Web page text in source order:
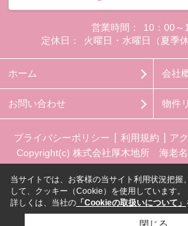
営業時間：
10：00～
定休日：
火曜日・水曜日（夏季
ホーム 会社
お問い合わせ 物件
プライバシーポリシー 利用規約 ア
Copyright(c) 株式会社厚木地所 海老名
当サイトでは、お客様の当サイト利用状況把握
して、クッキー（Cookie）を使用しています。
詳しくは、当社の 「Cookieの取扱いについて」